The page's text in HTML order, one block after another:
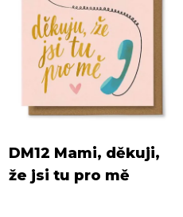
DM12 Mami, děkuji,
že jsi tu pro mě